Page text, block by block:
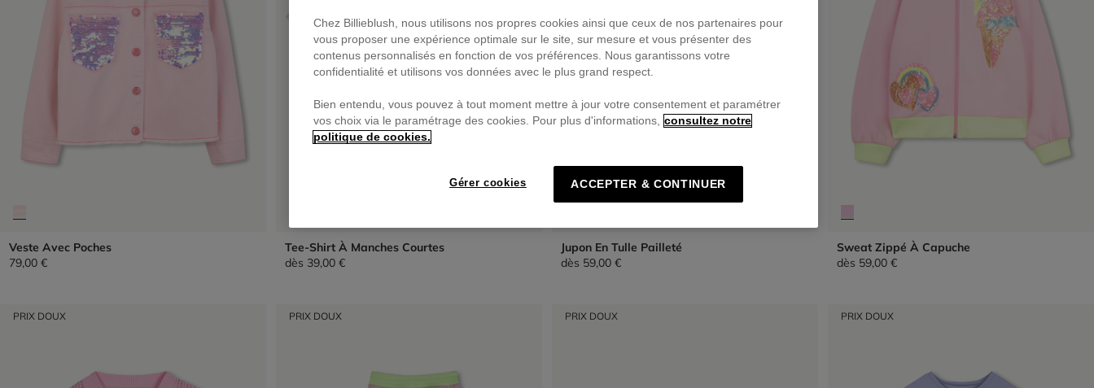
Veste Avec Poches
79,00 €
Tee-Shirt À Manches Courtes
dès 39,00 €
Jupon En Tulle Pailleté
dès 59,00 €
Sweat Zippé À Capuche
dès 59,00 €
PRIX DOUX PRIX DOUX PRIX DOUX PRIX DOUX
Chez Billieblush, nous utilisons nos propres cookies ainsi que ceux de nos partenaires pour
vous proposer une expérience optimale sur le site, sur mesure et vous présenter des
contenus personnalisés en fonction de vos préférences. Nous garantissons votre
confidentialité et utilisons vos données avec le plus grand respect.
Bien entendu, vous pouvez à tout moment mettre à jour votre consentement et paramétrer
vos choix via le paramétrage des cookies. Pour plus d'informations, consultez notre
politique de cookies.
Gérer cookies ACCEPTER & CONTINUER